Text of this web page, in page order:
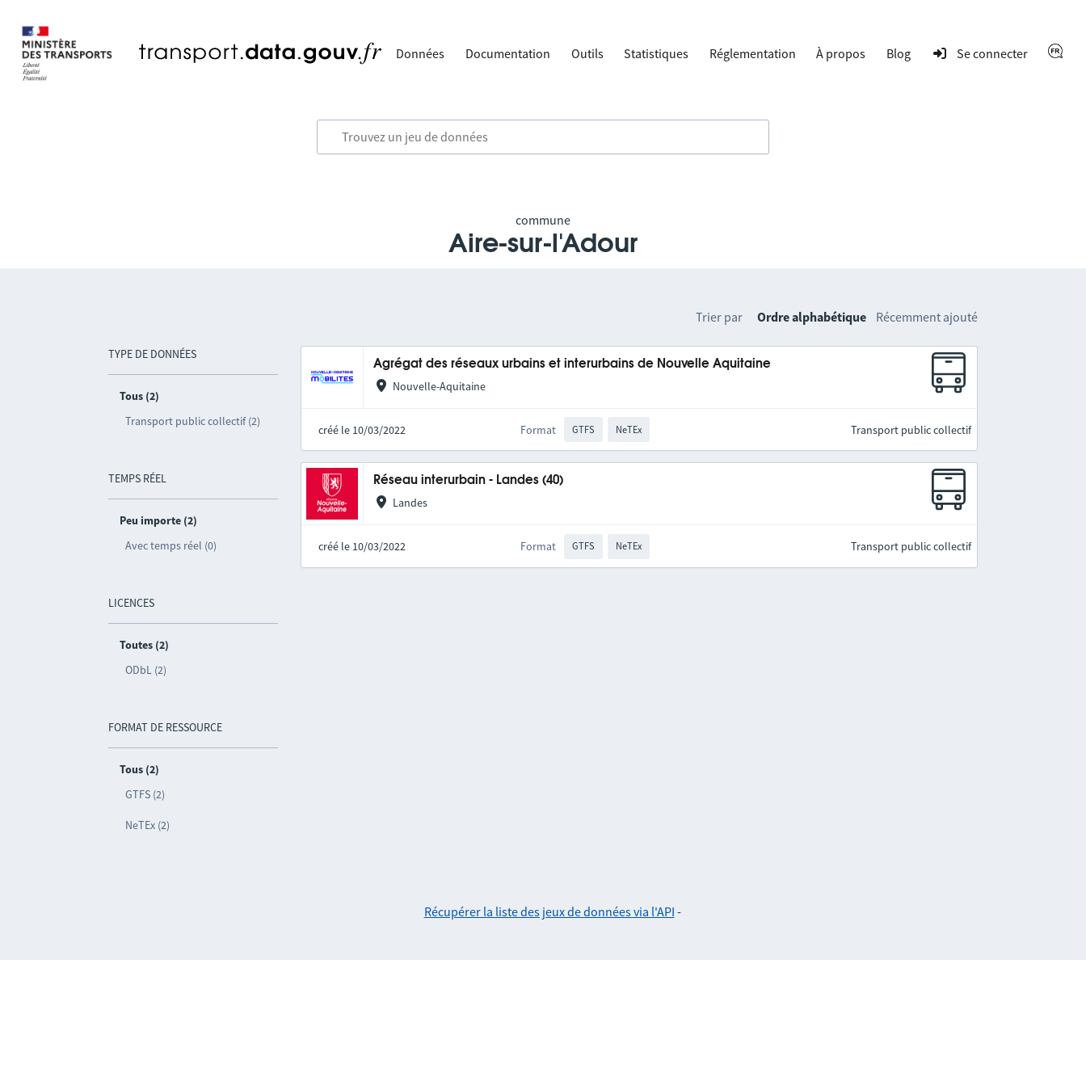
Données Documentation Outils Statistiques Réglementation À propos Blog Se connecter
commune
Aire-sur-l'Adour
TYPE DE DONNÉES
Tous (2)
Transport public collectif (2)
TEMPS RÉEL
Peu importe (2)
Avec temps réel (0)
LICENCES
Toutes (2)
ODbL (2)
FORMAT DE RESSOURCE
Tous (2)
GTFS (2)
NeTEx (2)
Trier par Ordre alphabétique Récemment ajouté
Agrégat des réseaux urbains et interurbains de Nouvelle Aquitaine
Nouvelle-Aquitaine
créé le 10/03/2022 Format GTFS NeTEx Transport public collectif
Réseau interurbain - Landes (40)
Landes
créé le 10/03/2022 Format GTFS NeTEx Transport public collectif
Récupérer la liste des jeux de données via l'API -